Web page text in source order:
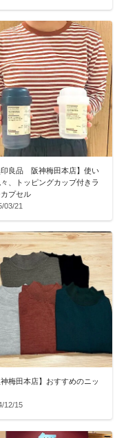
印良品 阪神梅田本店】使い
、トッピングカップ付きラ
プセル
03/21
神梅田本店】おすすめのニッ
12/15